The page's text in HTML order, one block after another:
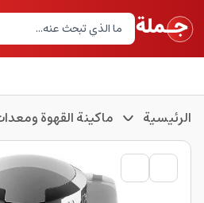
الرئيسية ماكينة القهوة